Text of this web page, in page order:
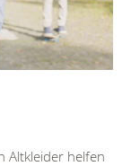
Altkleider helfen